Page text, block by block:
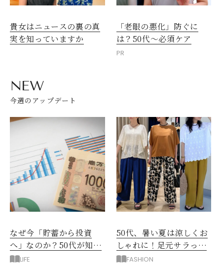
貴女はニュースの裏の真
実を知っていますか
「老眼の悪化」防ぐに
は？50代～必須ケア
PR
NEW
今週のアップデート
なぜ今「貯蓄から投資
へ」なのか？50代が知る
べきお金の新常識
LIFE
50代、暑い夏は涼しくお
しゃれに！足元サラっと
快適「優秀ワイドパン
FASHION
閉じる